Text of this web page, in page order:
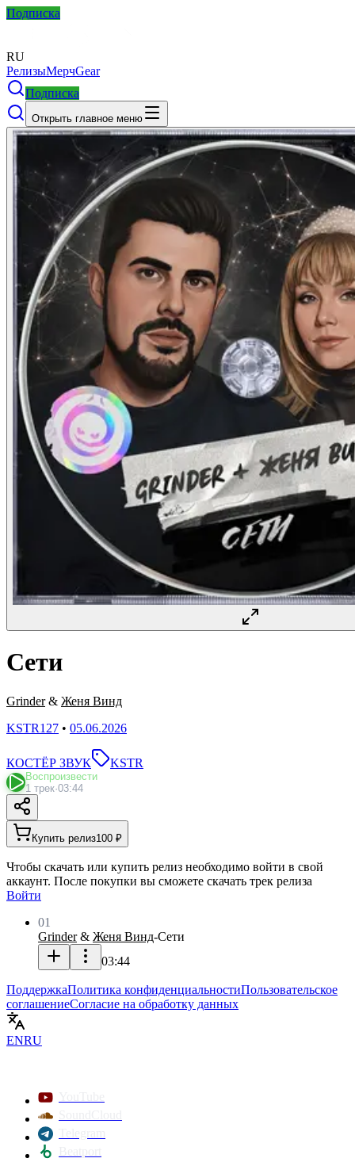
Подписка
RU
РелизыМерчGear
Подписка
Открыть главное меню
Сети
Grinder& Женя Винд
KSTR127 • 05.06.2026
КОСТЁР ЗВУК KSTR
Воспроизвести
1 трек·03:44
Купить релиз100 ₽
Чтобы скачать или купить релиз необходимо войти в свой
аккаунт. После покупки вы сможете скачать трек релиза
Войти
01
Grinder& Женя Винд-Сети
03:44
ПоддержкаПолитика конфиденциальностиПользовательское
соглашениеСогласие на обработку данных
ENRU